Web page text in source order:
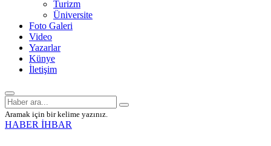
Turizm
Üniversite
Foto Galeri
Video
Yazarlar
Künye
İletişim
Aramak için bir kelime yazınız.
HABER İHBAR